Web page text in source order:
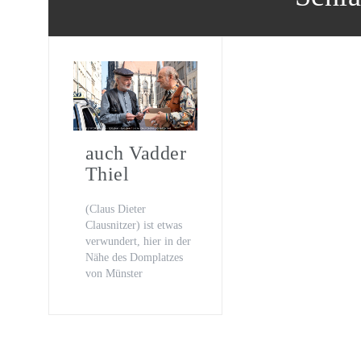
TV-Premiere
„Fritzie – Der Himmel muss
auch Vadder
Thiel
(Claus Dieter
Clausnitzer) ist etwas
verwundert, hier in der
Nähe des Domplatzes
von Münster